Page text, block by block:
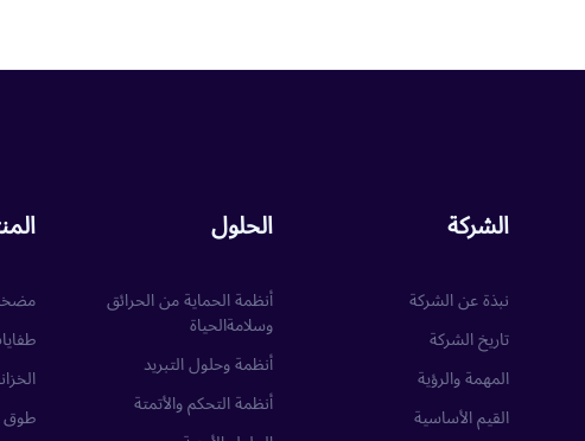
الشركة
نبذة عن الشركة
تاريخ الشركة
المهمة والرؤية
القيم الأساسية
الحلول
أنظمة الحماية من الحرائق
وسلامةالحياة
أنظمة وحلول التبريد
أنظمة التحكم والأتمتة
طوق